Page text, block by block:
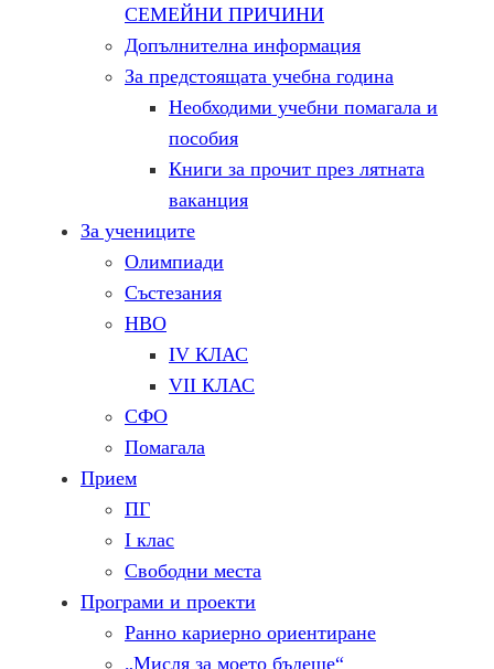
СЕМЕЙНИ ПРИЧИНИ
Допълнителна информация
За предстоящата учебна година
Необходими учебни помагала и
пособия
Книги за прочит през лятната
ваканция
За учениците
Олимпиади
Състезания
НВО
IV КЛАС
VII КЛАС
СФО
Помагала
Прием
ПГ
I клас
Свободни места
Програми и проекти
Ранно кариерно ориентиране
„Мисля за моето бъдеще“